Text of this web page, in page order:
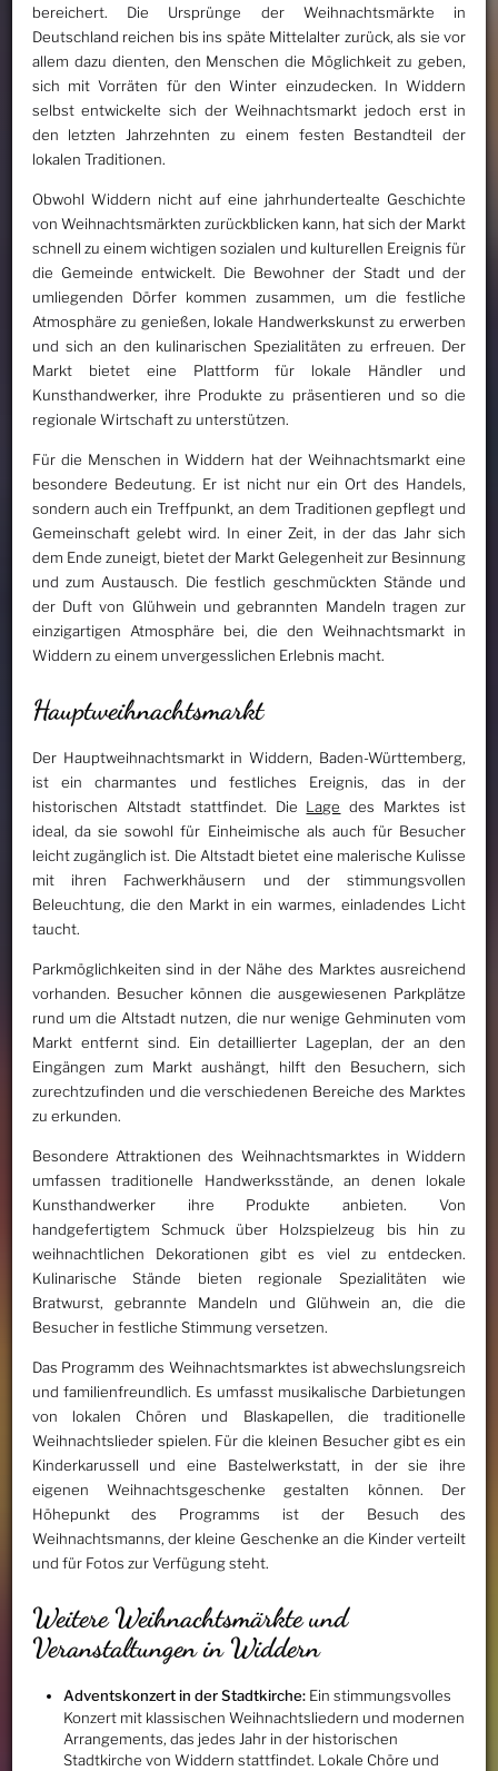
bereichert. Die Ursprünge der Weihnachtsmärkte in
Deutschland reichen bis ins späte Mittelalter zurück, als sie vor
allem dazu dienten, den Menschen die Möglichkeit zu geben,
sich mit Vorräten für den Winter einzudecken. In Widdern
selbst entwickelte sich der Weihnachtsmarkt jedoch erst in
den letzten Jahrzehnten zu einem festen Bestandteil der
lokalen Traditionen.
Obwohl Widdern nicht auf eine jahrhundertealte Geschichte
von Weihnachtsmärkten zurückblicken kann, hat sich der Markt
schnell zu einem wichtigen sozialen und kulturellen Ereignis für
die Gemeinde entwickelt. Die Bewohner der Stadt und der
umliegenden Dörfer kommen zusammen, um die festliche
Atmosphäre zu genießen, lokale Handwerkskunst zu erwerben
und sich an den kulinarischen Spezialitäten zu erfreuen. Der
Markt bietet eine Plattform für lokale Händler und
Kunsthandwerker, ihre Produkte zu präsentieren und so die
regionale Wirtschaft zu unterstützen.
Für die Menschen in Widdern hat der Weihnachtsmarkt eine
besondere Bedeutung. Er ist nicht nur ein Ort des Handels,
sondern auch ein Treffpunkt, an dem Traditionen gepflegt und
Gemeinschaft gelebt wird. In einer Zeit, in der das Jahr sich
dem Ende zuneigt, bietet der Markt Gelegenheit zur Besinnung
und zum Austausch. Die festlich geschmückten Stände und
der Duft von Glühwein und gebrannten Mandeln tragen zur
einzigartigen Atmosphäre bei, die den Weihnachtsmarkt in
Widdern zu einem unvergesslichen Erlebnis macht.
Hauptweihnachtsmarkt
Der Hauptweihnachtsmarkt in Widdern, Baden-Württemberg,
ist ein charmantes und festliches Ereignis, das in der
historischen Altstadt stattfindet. Die Lage des Marktes ist
ideal, da sie sowohl für Einheimische als auch für Besucher
leicht zugänglich ist. Die Altstadt bietet eine malerische Kulisse
mit ihren Fachwerkhäusern und der stimmungsvollen
Beleuchtung, die den Markt in ein warmes, einladendes Licht
taucht.
Parkmöglichkeiten sind in der Nähe des Marktes ausreichend
vorhanden. Besucher können die ausgewiesenen Parkplätze
rund um die Altstadt nutzen, die nur wenige Gehminuten vom
Markt entfernt sind. Ein detaillierter Lageplan, der an den
Eingängen zum Markt aushängt, hilft den Besuchern, sich
zurechtzufinden und die verschiedenen Bereiche des Marktes
zu erkunden.
Besondere Attraktionen des Weihnachtsmarktes in Widdern
umfassen traditionelle Handwerksstände, an denen lokale
Kunsthandwerker ihre Produkte anbieten. Von
handgefertigtem Schmuck über Holzspielzeug bis hin zu
weihnachtlichen Dekorationen gibt es viel zu entdecken.
Kulinarische Stände bieten regionale Spezialitäten wie
Bratwurst, gebrannte Mandeln und Glühwein an, die die
Besucher in festliche Stimmung versetzen.
Das Programm des Weihnachtsmarktes ist abwechslungsreich
und familienfreundlich. Es umfasst musikalische Darbietungen
von lokalen Chören und Blaskapellen, die traditionelle
Weihnachtslieder spielen. Für die kleinen Besucher gibt es ein
Kinderkarussell und eine Bastelwerkstatt, in der sie ihre
eigenen Weihnachtsgeschenke gestalten können. Der
Höhepunkt des Programms ist der Besuch des
Weihnachtsmanns, der kleine Geschenke an die Kinder verteilt
und für Fotos zur Verfügung steht.
Weitere Weihnachtsmärkte und
Veranstaltungen in Widdern
Adventskonzert in der Stadtkirche:Ein stimmungsvolles
Konzert mit klassischen Weihnachtsliedern und modernen
Arrangements, das jedes Jahr in der historischen
Stadtkirche von Widdern stattfindet. Lokale Chöre und